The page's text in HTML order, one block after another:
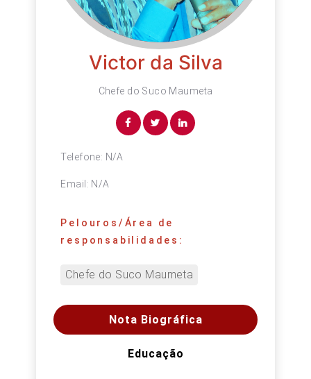
Victor da Silva
Chefe do Suco Maumeta
Telefone: N/A
Email: N/A
Pelouros/Área de
responsabilidades:
Chefe do Suco Maumeta
Nota Biográfica
Educação